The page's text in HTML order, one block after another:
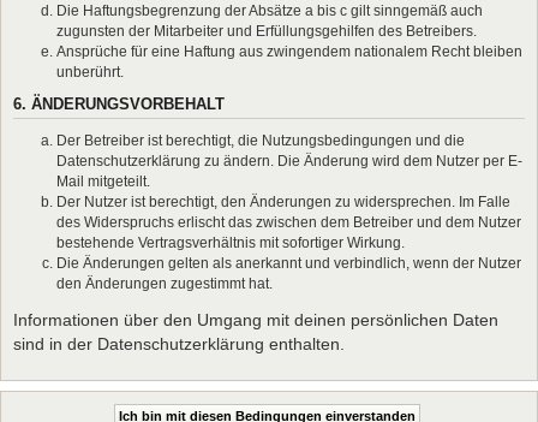
Die Haftungsbegrenzung der Absätze a bis c gilt sinngemäß auch
zugunsten der Mitarbeiter und Erfüllungsgehilfen des Betreibers.
Ansprüche für eine Haftung aus zwingendem nationalem Recht bleiben
unberührt.
6. ÄNDERUNGSVORBEHALT
Der Betreiber ist berechtigt, die Nutzungsbedingungen und die
Datenschutzerklärung zu ändern. Die Änderung wird dem Nutzer per E-
Mail mitgeteilt.
Der Nutzer ist berechtigt, den Änderungen zu widersprechen. Im Falle
des Widerspruchs erlischt das zwischen dem Betreiber und dem Nutzer
bestehende Vertragsverhältnis mit sofortiger Wirkung.
Die Änderungen gelten als anerkannt und verbindlich, wenn der Nutzer
den Änderungen zugestimmt hat.
Informationen über den Umgang mit deinen persönlichen Daten
sind in der Datenschutzerklärung enthalten.